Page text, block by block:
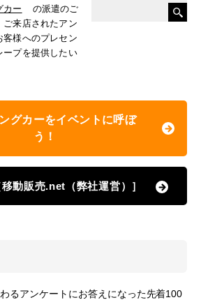
カー
の派遣のご
ご来店されたアン
客様へのプレセン
ープを提供したい
グカーをイベントに呼ぼ
う！
動販売.net（弊社運営）］
るアンケートにお答えになった先着100